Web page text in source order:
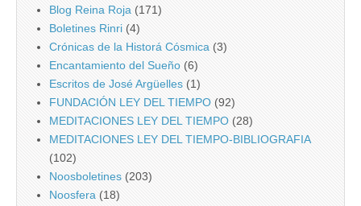
Blog Reina Roja (171)
Boletines Rinri (4)
Crónicas de la Historá Cósmica (3)
Encantamiento del Sueño (6)
Escritos de José Argüelles (1)
FUNDACIÓN LEY DEL TIEMPO (92)
MEDITACIONES LEY DEL TIEMPO (28)
MEDITACIONES LEY DEL TIEMPO-BIBLIOGRAFIA
(102)
Noosboletines (203)
Noosfera (18)